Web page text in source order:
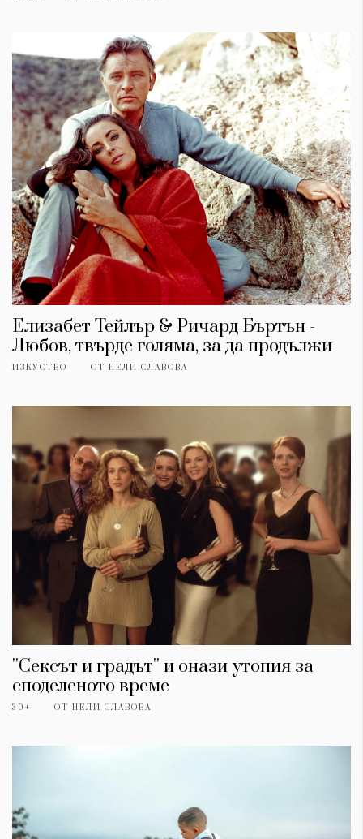
Елизабет Тейлър & Ричард Бъртън -
Любов, твърде голяма, за да продължи
ИЗКУСТВО ОТ НЕЛИ СЛАВОВА
''Сексът и градът'' и онази утопия за
споделеното време
30+ ОТ НЕЛИ СЛАВОВА
Dialogue
Изкуство
Реклама
Политика за